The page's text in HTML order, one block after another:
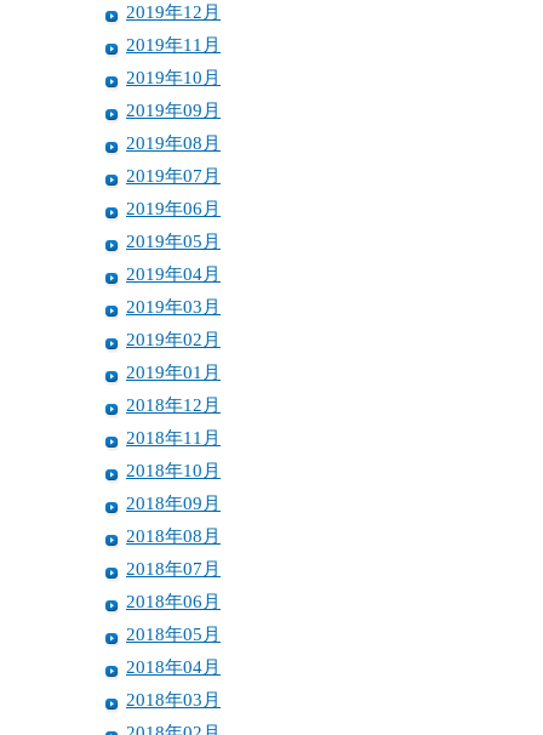
2019年12月
2019年11月
2019年10月
2019年09月
2019年08月
2019年07月
2019年06月
2019年05月
2019年04月
2019年03月
2019年02月
2019年01月
2018年12月
2018年11月
2018年10月
2018年09月
2018年08月
2018年07月
2018年06月
2018年05月
2018年04月
2018年03月